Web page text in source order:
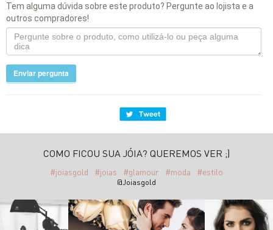
Tem alguma dúvida sobre este produto? Pergunte ao lojista e a
outros compradores!
Enviar pergunta
COMO FICOU SUA JÓIA? QUEREMOS VER ;)
#joiasgold #joias #glamour #moda #estilo
@Joiasgold